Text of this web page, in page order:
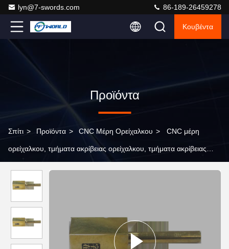
lyn@7-swords.com 86-189-26459278
Κουβέντα
Προϊόντα
Σπίτι > Προϊόντα > CNC Μέρη Ορείχαλκου > CNC μέρη
ορείχαλκου, τμήματα ακρίβειας ορείχαλκου, τμήματα ακρίβειας